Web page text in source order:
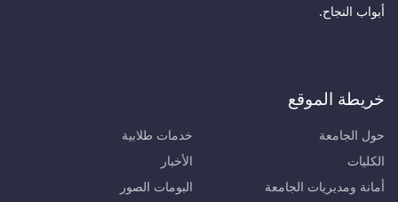
أبواب النجاح.
خريطة الموقع
حول الجامعة
الكليات
أمانة ومديريات الجامعة
خدمات طلابية
الأخبار
البومات الصور